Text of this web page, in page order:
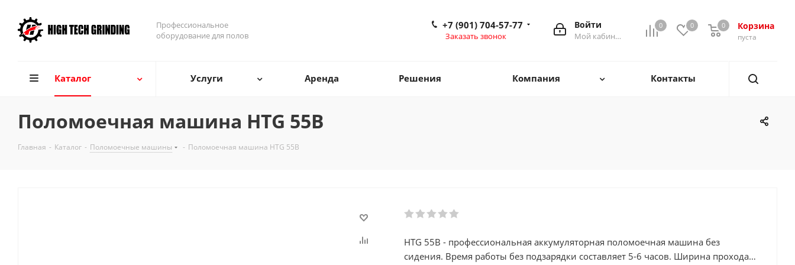
Профессиональное
оборудование для полов
0 0 Корзина
0
пуста
0
Войти
Мой кабинет
+7 (901) 704-57-77
Заказать звонок
Каталог Услуги Аренда Решения Компания Контакты
Поломоечная машина HTG 55B
Главная - Каталог - Поломоечные машины - Поломоечная машина HTG 55B
HTG 55B - профессиональная аккумуляторная поломоечная машина без
сидения. Время работы без подзарядки составляет 5-6 часов. Ширина прохода